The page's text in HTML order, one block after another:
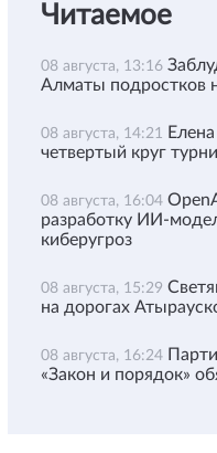
Читаемое
08 августа, 13:16
Алматы подростков
08 августа, 14:21
четвертый круг
08 августа, 16:04
разработку ИИ-
киберугроз
08 августа, 15:29
на дорогах
08 августа, 16:24
«Закон и порядок»